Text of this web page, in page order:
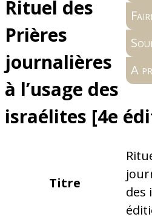
A
Rituel des
Prières
journalières
à l’usage des
israélites [4e
Titre
des